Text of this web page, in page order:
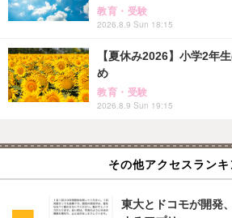
教育・受験
2026.8.9 Sun 18:15
【夏休み2026】小学2年
め
教育・受験
2026.8.9 Sun 19:15
その他アクセスランキ
東大とドコモが開発